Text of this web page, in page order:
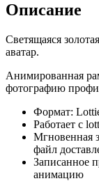
Описание
Светящаяся
аватар.
Анимированная
фотографию
Формат:
Работает с
Мгновенная
файл
Записанное
анимацию